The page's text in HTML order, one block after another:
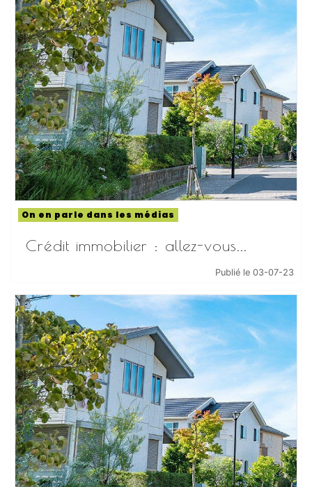
On en parle dans les médias
Crédit immobilier : allez-vous...
Publié le 03-07-23